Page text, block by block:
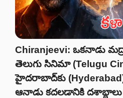
Chiranjeevi: ఒకనాడు
తెలుగు సినిమా (Telugu
హైదరాబాద్‌కు
ఆనాడు కదలడానికి దశాబ్దాలు